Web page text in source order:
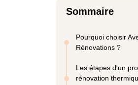
Sommaire
Pourquoi choisir
Rénovations ?
Les étapes d'un
rénovation